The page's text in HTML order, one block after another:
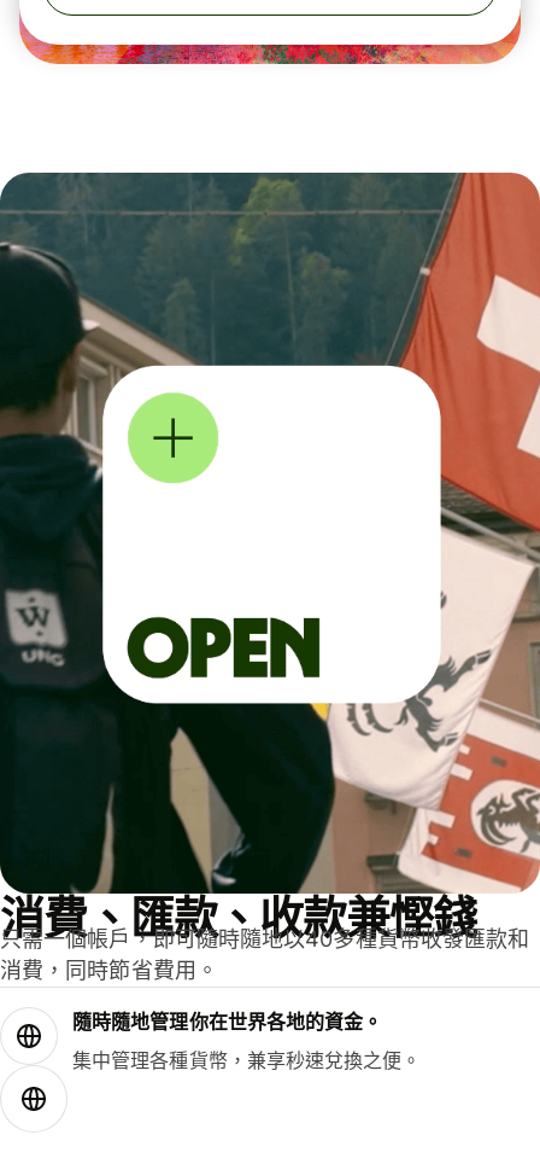
消費、匯款、收款兼慳錢
只需一個帳戶，即可隨時隨地以40多種貨幣收發匯款和
消費，同時節省費用。
隨時隨地管理你在世界各地的資金。
集中管理各種貨幣，兼享秒速兌換之便。